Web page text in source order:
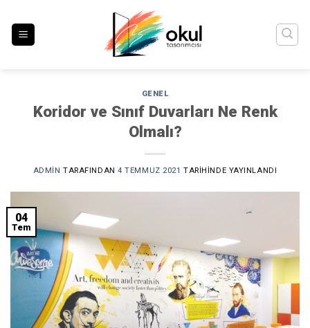
atla
GENEL
Koridor ve Sınıf Duvarları Ne Renk
Olmalı?
ADMIN TARAFINDAN 4 TEMMUZ 2021 TARIHINDE YAYINLANDI
04
Tem